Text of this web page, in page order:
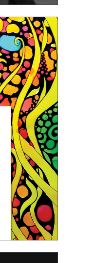
zł